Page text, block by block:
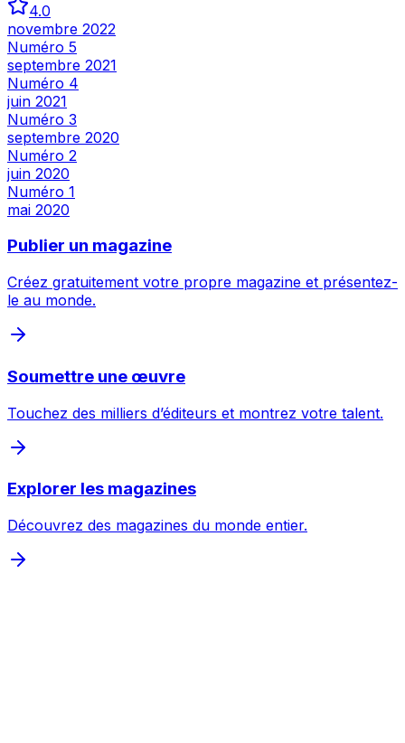
Inspecter
Inspecter
4.0
novembre 2022
Inspecter
Numéro 5
septembre 2021
Inspecter
Numéro 4
juin 2021
Inspecter
Numéro 3
septembre 2020
Inspecter
Numéro 2
juin 2020
Numéro 1
mai 2020
Publier un magazine
Créez gratuitement votre propre magazine et présentez-
le au monde.
Soumettre une œuvre
Touchez des milliers d’éditeurs et montrez votre talent.
Explorer les magazines
Découvrez des magazines du monde entier.